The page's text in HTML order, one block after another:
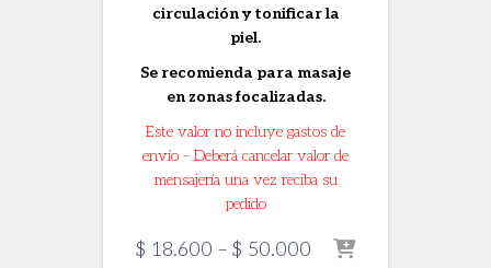
circulación y tonificar la
piel.
Se recomienda para masaje
en zonas focalizadas.
Este valor no incluye gastos de
envío – Deberá cancelar valor de
mensajería una vez reciba su
pedido
$ 18.600 – $ 50.000 Price